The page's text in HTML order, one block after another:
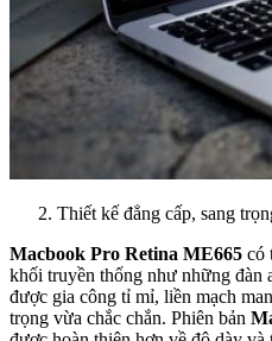
Thiết kế đẳng cấp, sang
Macbook Pro Retina ME665 có
khối truyền thống như những đàn
được gia công tỉ mỉ, liền mạch
trọng vừa chắc chắn. Phiên bản